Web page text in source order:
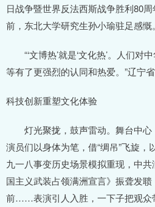
日战争暨世界反法西斯战争胜利80
前，东北大学研究生孙小瑜驻足感慨。
“‘文博热’就是‘文化热’。人们对
等有了更强烈的认同和热爱。”辽宁
科技创新重塑文化体验
灯光聚拢，鼓声雷动。舞台中心
演员们以身体为笔，借“绸吊”飞旋，
九一八事变历史场景模拟重现，中
国主义武装占领满洲宣言》振聋发
前……表演引人入胜，一下子把观众